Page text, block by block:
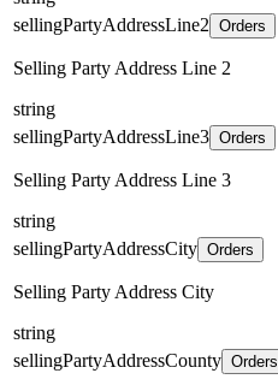
sellingPartyAddressLine2 Orders
Selling Party Address Line 2
string
sellingPartyAddressLine3 Orders
Selling Party Address Line 3
string
sellingPartyAddressCity Orders
Selling Party Address City
string
sellingPartyAddressCounty Orders